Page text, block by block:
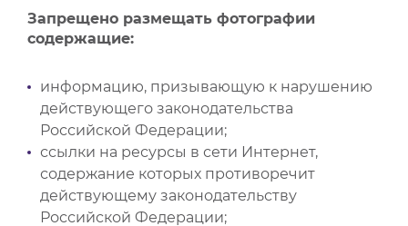
Запрещено размещать фотографии
содержащие:
информацию, призывающую к нарушению
действующего законодательства
Российской Федерации;
ссылки на ресурсы в сети Интернет,
содержание которых противоречит
действующему законодательству
Российской Федерации;